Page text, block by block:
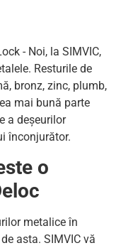
- Noi, la SIMVIC,
Resturile de
bronz, zinc, plumb,
mai bună parte
a deșeurilor
înconjurător.
o
metalice în
asta. SIMVIC vă